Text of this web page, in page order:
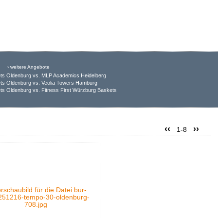
› weitere Angebote
Oldenburg vs. MLP Academics Heidelberg
Oldenburg vs. Veolia Towers Hamburg
Oldenburg vs. Fitness First Würzburg Baskets
‹‹ 1-8 ››